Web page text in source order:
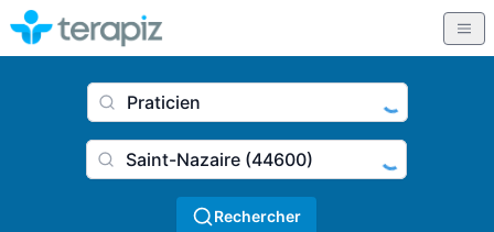
Ville
Rechercher